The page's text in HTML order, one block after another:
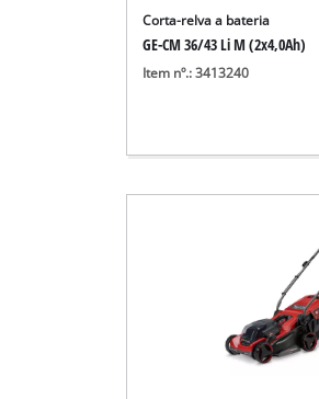
Corta-relva a bateria
GE-CM 36/43 Li M (2x4,0Ah)
Item nº.: 3413240